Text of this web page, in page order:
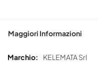
Maggiori Informazioni
Maggiori
KELEMATA Srl